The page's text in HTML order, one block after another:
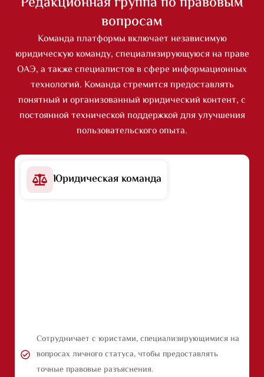
вопросам
Команда платформы включает независимую
юридическую команду, специализирующуюся на праве
ОАЭ, а также специалистов в сфере информационных
технологий. Команда стремится предоставлять
понятный и организованный юридический контент, с
постоянной технической поддержкой для улучшения
пользовательского опыта.
Юридическая команда
Сотрудничает с юристами, специализирующимися на
вопросах личного статуса, чтобы предоставлять
точные правовые разъяснения.